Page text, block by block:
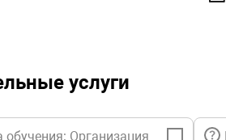
услуги
Организация